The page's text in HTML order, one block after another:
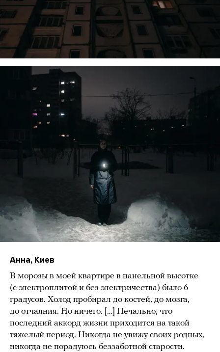
Анна, Киев
В морозы в моей квартире в панельной высотке
(с электроплитой и без электричества) было 6
градусов. Холод пробирал до костей, до мозга,
до отчаяния. Но ничего. […] Печально, что
последний аккорд жизни приходится на такой
тяжелый период. Никогда не увижу своих родных,
никогда не порадуюсь беззаботной старости.